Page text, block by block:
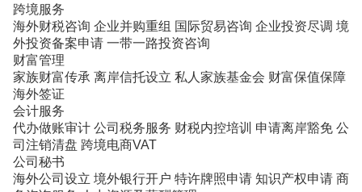
跨境服务
海外财税咨询 企业并购重组 国际贸易咨询 企业投资尽调 境
外投资备案申请 一带一路投资咨询
财富管理
家族财富传承 离岸信托设立 私人家族基金会 财富保值保障
海外签证
会计服务
代办做账审计 公司税务服务 财税内控培训 申请离岸豁免 公
司注销清盘 跨境电商VAT
公司秘书
海外公司设立 境外银行开户 特许牌照申请 知识产权申请 商